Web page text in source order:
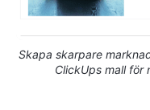
Skapa skarpare
ClickUps mall för